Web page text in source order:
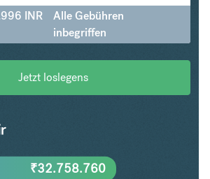
INR
Alle Gebühren
inbegriffen
Jetzt loslegens
₹32.758.760